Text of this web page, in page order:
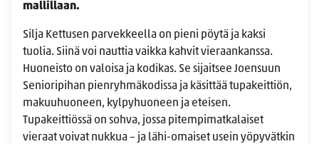
mallillaan.
Silja Kettusen parvekkeella on pieni pöytä ja kaksi
tuolia. Siinä voi nauttia vaikka kahvit vieraankanssa.
Huoneisto on valoisa ja kodikas. Se sijaitsee Joensuun
Senioripihan pienryhmäkodissa ja käsittää tupakeittiön,
makuuhuoneen, kylpyhuoneen ja eteisen.
Tupakeittiössä on sohva, jossa pitempimatkalaiset
vieraat voivat nukkua – ja lähi-omaiset usein yöpyvätkin